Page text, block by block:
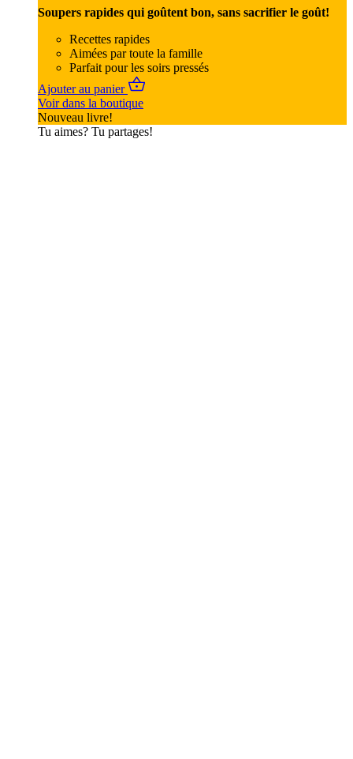
Soupers rapides qui goûtent bon, sans sacrifier le goût!
Recettes rapides
Aimées par toute la famille
Parfait pour les soirs pressés
Ajouter au panier
Voir dans la boutique
Nouveau livre!
Tu aimes? Tu partages!